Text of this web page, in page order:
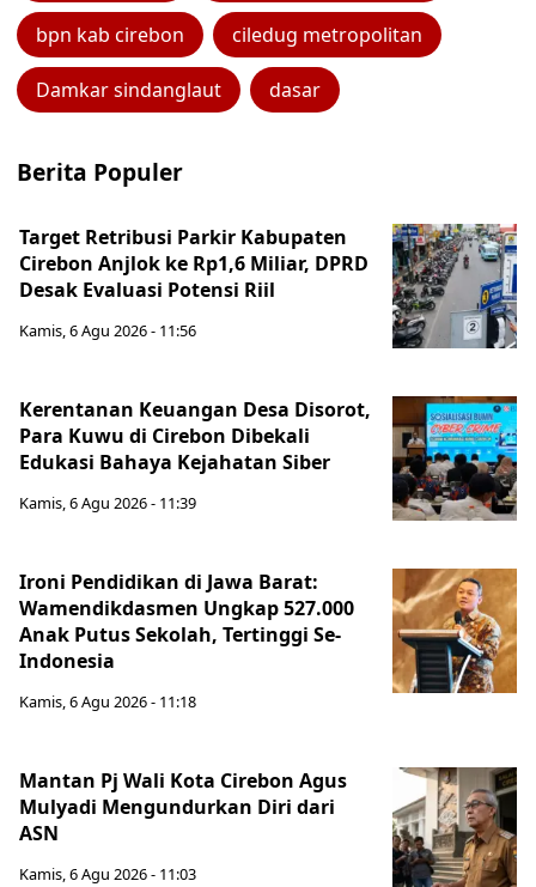
bpn kab cirebon ciledug metropolitan
Damkar sindanglaut dasar
Berita Populer
Target Retribusi Parkir Kabupaten
Cirebon Anjlok ke Rp1,6 Miliar, DPRD
Desak Evaluasi Potensi Riil
Kamis, 6 Agu 2026 - 11:56
Kerentanan Keuangan Desa Disorot,
Para Kuwu di Cirebon Dibekali
Edukasi Bahaya Kejahatan Siber
Kamis, 6 Agu 2026 - 11:39
Ironi Pendidikan di Jawa Barat:
Wamendikdasmen Ungkap 527.000
Anak Putus Sekolah, Tertinggi Se-
Indonesia
Kamis, 6 Agu 2026 - 11:18
Mantan Pj Wali Kota Cirebon Agus
Mulyadi Mengundurkan Diri dari
ASN
Kamis, 6 Agu 2026 - 11:03